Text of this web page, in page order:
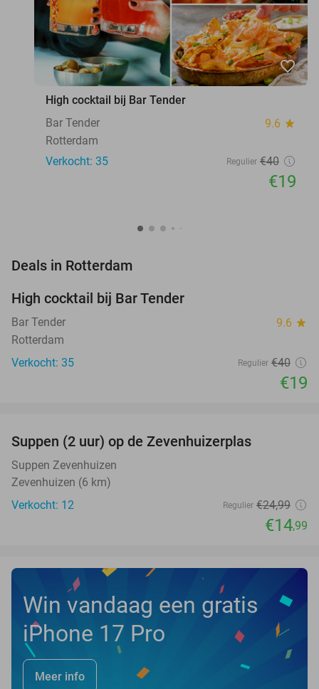
favorite_border
High cocktail bij Bar Tender
Bar Tender
9.6 star
Rotterdam
Verkocht: 35
Regulier €40
€19
Deals in Rotterdam
High cocktail bij Bar Tender
Bar Tender 9.6 star
Rotterdam
Verkocht: 35
Regulier €40
€19
NEW
TODAY
Suppen (2 uur) op de Zevenhuizerplas
Suppen Zevenhuizen
Zevenhuizen (6 km)
Verkocht: 12
Regulier €24,99
€14,99
Win vandaag een gratis
iPhone 17 Pro
Meer info